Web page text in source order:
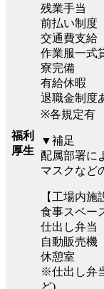
福利
厚生
残業手当
前払い制度
交通費支給
作業服一式
寮完備
有給休暇
退職金制度
※各規定有
▼補足
配属部署に
マスクなど
【工場内施
食事スペー
仕出し弁当
自動販売機
休憩室
※仕出し弁
ど)